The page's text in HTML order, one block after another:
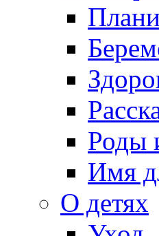
Роды
Имя
О детях